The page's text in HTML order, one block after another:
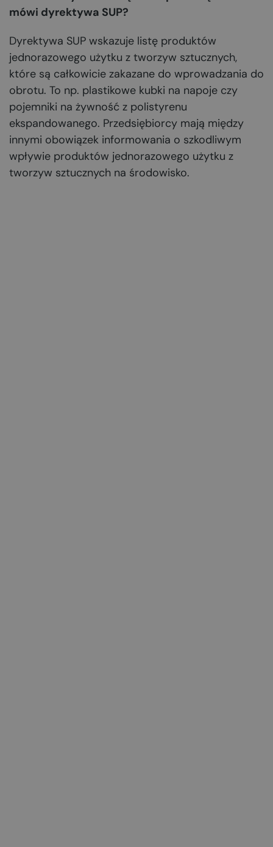
mówi dyrektywa SUP?
Dyrektywa SUP wskazuje listę produktów
jednorazowego użytku z tworzyw sztucznych,
które są całkowicie zakazane do wprowadzania do
obrotu. To np. plastikowe kubki na napoje czy
pojemniki na żywność z polistyrenu
ekspandowanego. Przedsiębiorcy mają między
innymi obowiązek informowania o szkodliwym
wpływie produktów jednorazowego użytku z
tworzyw sztucznych na środowisko.